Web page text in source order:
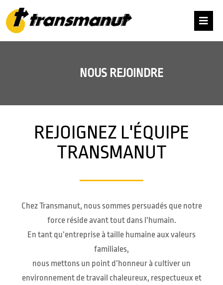
NOUS REJOINDRE
REJOIGNEZ L'ÉQUIPE
TRANSMANUT
Chez Transmanut, nous sommes persuadés que notre
force réside avant tout dans l’humain.
En tant qu’entreprise à taille humaine aux valeurs
familiales,
nous mettons un point d’honneur à cultiver un
environnement de travail chaleureux, respectueux et